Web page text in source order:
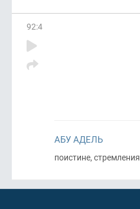
92:4
АБУ АДЕЛЬ
поистине, стремления